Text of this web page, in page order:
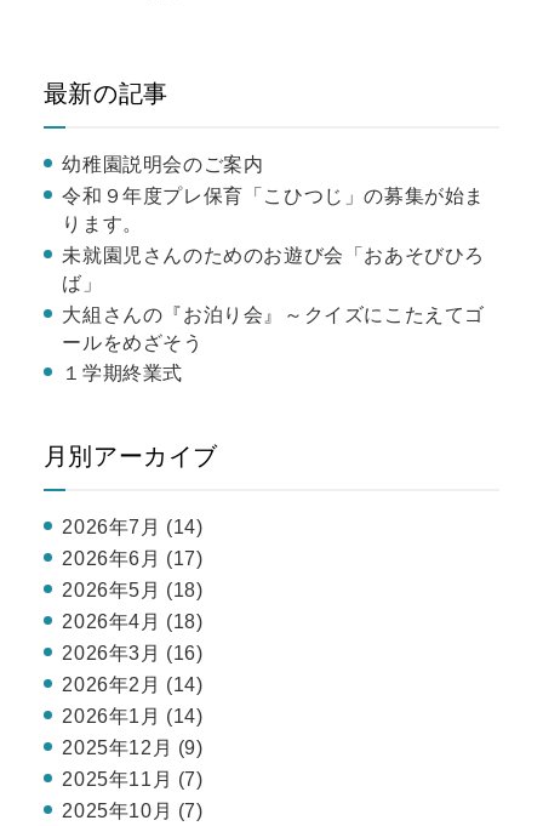
最新の記事
幼稚園説明会のご案内
令和９年度プレ保育「こひつじ」の募集が始ま
ります。
未就園児さんのためのお遊び会「おあそびひろ
ば」
大組さんの『お泊り会』～クイズにこたえてゴ
ールをめざそう
１学期終業式
月別アーカイブ
2026年7月 (14)
2026年6月 (17)
2026年5月 (18)
2026年4月 (18)
2026年3月 (16)
2026年2月 (14)
2026年1月 (14)
2025年12月 (9)
2025年11月 (7)
2025年10月 (7)